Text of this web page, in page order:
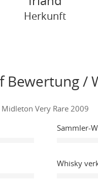
Herkunft
Bewertung /
Midleton Very Rare 2009
Sammler-
Whisky